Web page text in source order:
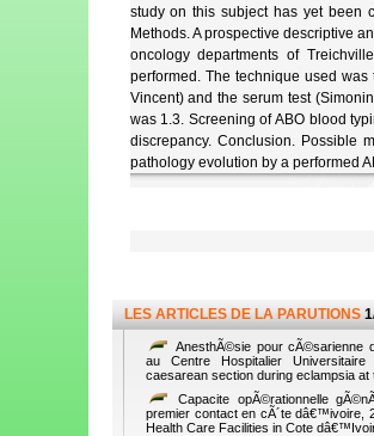
study on this subject has yet been
Methods. A prospective descriptive
oncology departments of
performed. The technique used
Vincent) and the serum test
was 1.3. Screening of ABO blood
discrepancy. Conclusion. Possible
pathology evolution by a performed
LES ARTICLES DE LA PARUTIONS
AnesthÃ©sie pour
au Centre Hospitalier
caesarean section during eclampsia
Capacite opÃ©rationnelle
premier contact en cÃ´te dâ€™ivoire,
Health Care Facilities in Cote